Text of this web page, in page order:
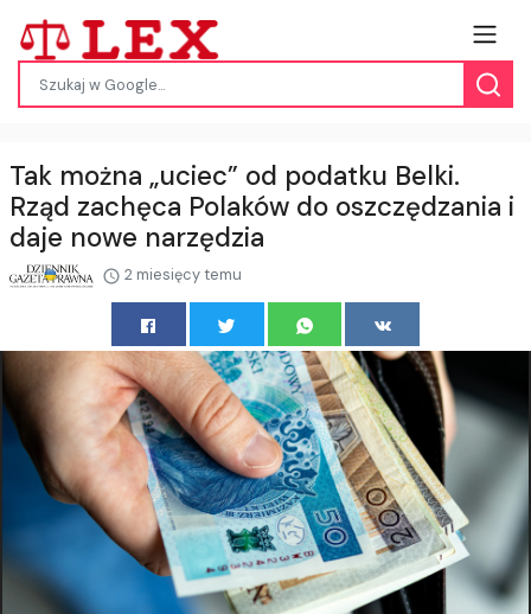
Tak można „uciec” od podatku Belki.
Rząd zachęca Polaków do oszczędzania i
daje nowe narzędzia
2 miesięcy temu